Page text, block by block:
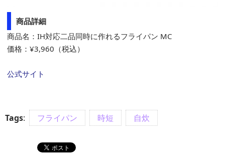
商品詳細
商品名：IH対応二品同時に作れるフライパン MC
価格：¥3,960（税込）
公式サイト
Tags: フライパン 時短 自炊